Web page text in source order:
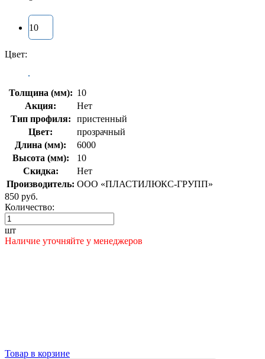
10
Цвет:
Толщина (мм): 10
Акция:
Нет
Тип профиля:
пристенный
Цвет:
прозрачный
Длина (мм):
6000
Высота (мм):
10
Скидка:
Нет
Производитель: ООО «ПЛАСТИЛЮКС-ГРУПП»
850 руб.
Количество:
шт
Наличие уточняйте у менеджеров
Товар в корзине